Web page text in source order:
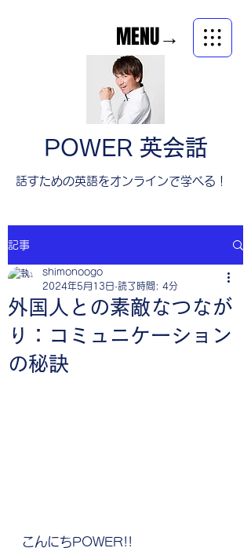
MENU→
POWER 英会話
​話すための英語をオンラインで学べる！
記事
外国人との素敵なつなが
り：コミュニケーション
の秘訣
shimonoogo
2024年5月13日 読了時間: 4分
こんにちPOWER!!